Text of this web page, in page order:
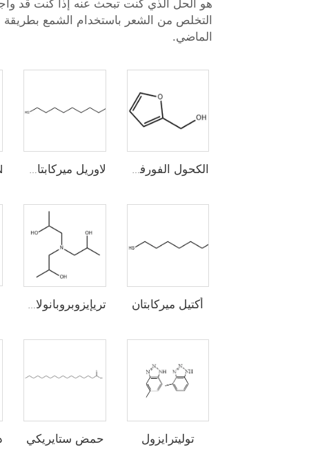
هو الحل الذي كنت تبحث عنه إذا كنت قد
التخلص من الشعر باستخدام الشمع بطريقة
الماضي.
الكحول الفورفوري لاوريل ميركابتان (n-دووديسيل ميركابتان، 1-دووديكانيثيول)
أكتيل ميركابتان
توليترايزول حمض ستايريكي